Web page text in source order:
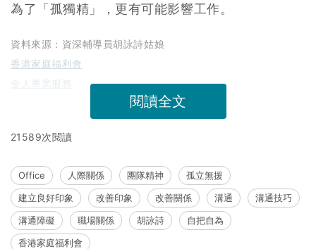
為了「孤獨精」，更有可能影響工作。
資料來源：資深輔導員胡詠詩姑娘
香港家庭福利會
全人專業服務
閱讀全文
21589次閱讀
Office 人際關係 團隊精神
孤立無援
建立良好印象
改善印象 改善關係 溝通
溝通技巧
溝通障礙
職場關係 胡詠詩
自把自為
香港家庭福利會